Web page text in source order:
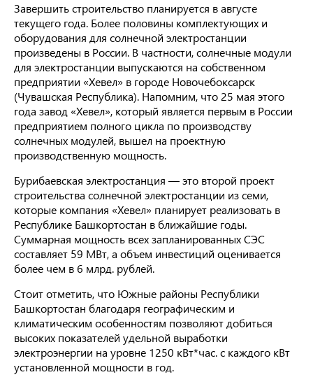
Завершить строительство планируется в августе
текущего года. Более половины комплектующих и
оборудования для солнечной электростанции
произведены в России. В частности, солнечные модули
для электростанции выпускаются на собственном
предприятии «Хевел» в городе Новочебоксарск
(Чувашская Республика). Напомним, что 25 мая этого
года завод «Хевел», который является первым в России
предприятием полного цикла по производству
солнечных модулей, вышел на проектную
производственную мощность.
Бурибаевская электростанция — это второй проект
строительства солнечной электростанции из семи,
которые компания «Хевел» планирует реализовать в
Республике Башкортостан в ближайшие годы.
Суммарная мощность всех запланированных СЭС
составляет 59 МВт, а объем инвестиций оценивается
более чем в 6 млрд. рублей.
Стоит отметить, что Южные районы Республики
Башкортостан благодаря географическим и
климатическим особенностям позволяют добиться
высоких показателей удельной выработки
электроэнергии на уровне 1250 кВт*час. с каждого кВт
установленной мощности в год.